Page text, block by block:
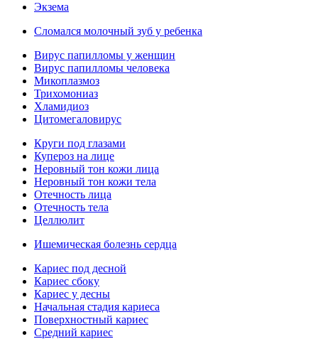
Экзема
Сломался молочный зуб у ребенка
Вирус папилломы у женщин
Вирус папилломы человека
Микоплазмоз
Трихомониаз
Хламидиоз
Цитомегаловирус
Круги под глазами
Купероз на лице
Неровный тон кожи лица
Неровный тон кожи тела
Отечность лица
Отечность тела
Целлюлит
Ишемическая болезнь сердца
Кариес под десной
Кариес сбоку
Кариес у десны
Начальная стадия кариеса
Поверхностный кариес
Средний кариес